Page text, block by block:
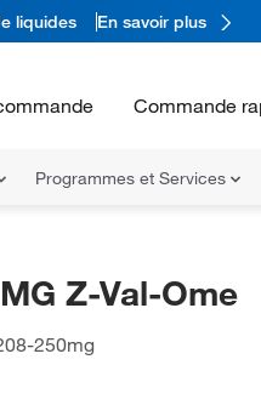
liquides En savoir plus
Commande
Programmes et Services
Z-Val-Ome
250mg